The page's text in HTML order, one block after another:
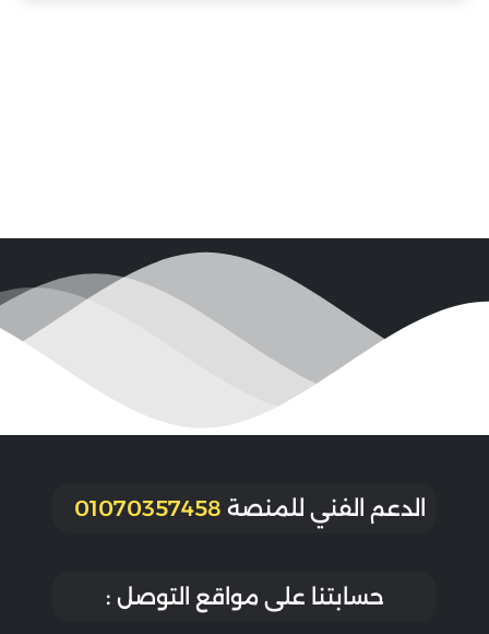
الدعم الفني للمنصة 01070357458
حسابتنا على مواقع التوصل :